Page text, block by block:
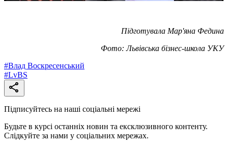
Підготувала Мар'яна Федина
Фото: Львівська бізнес-школа УКУ
#Влад Воскресенський
#LvBS
Підписуйтесь на наші соціальні мережі
Будьте в курсі останніх новин та ексклюзивного контенту.
Слідкуйте за нами у соціальних мережах.